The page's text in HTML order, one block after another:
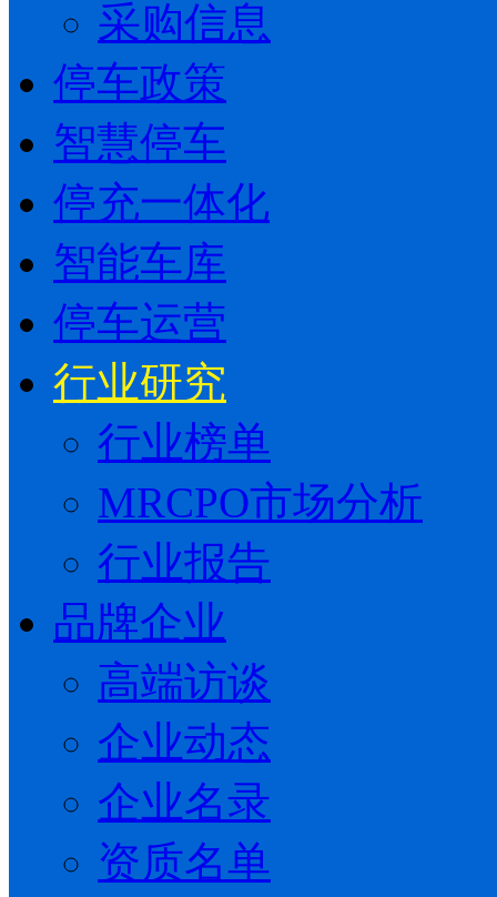
采购信息
停车政策
智慧停车
停充一体化
智能车库
停车运营
行业研究
行业榜单
MRCPO市场分析
行业报告
品牌企业
高端访谈
企业动态
企业名录
资质名单